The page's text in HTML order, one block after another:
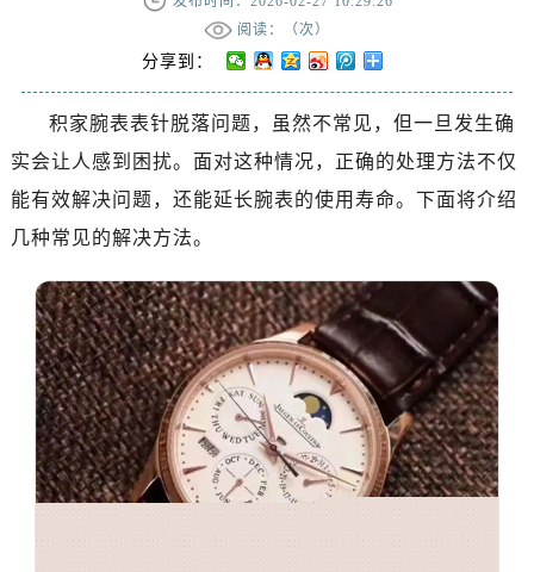
阅读：（次）
分享到：
积家腕表表针脱落问题，虽然不常见，但一旦发生确
实会让人感到困扰。面对这种情况，正确的处理方法不仅
能有效解决问题，还能延长腕表的使用寿命。下面将介绍
几种常见的解决方法。